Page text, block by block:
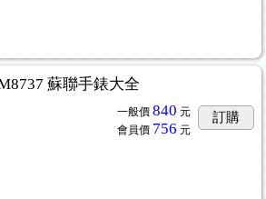
蘇聯手錶大全
一般價 840 元
會員價 756 元
訂購